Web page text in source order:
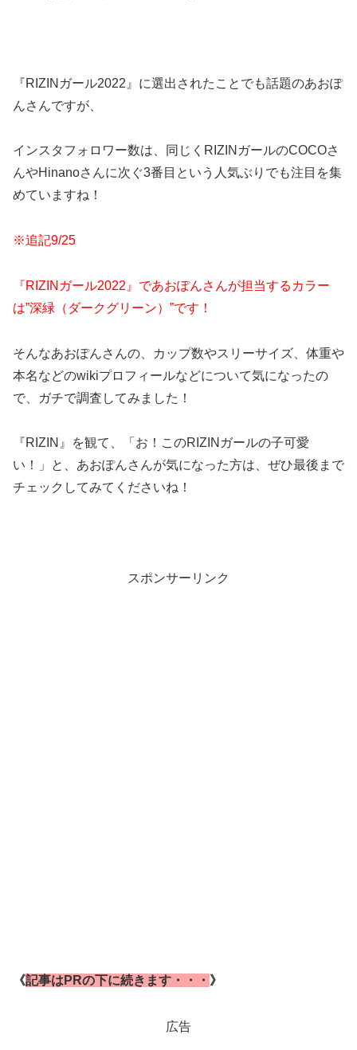
『RIZINガール2022』に選出されたことでも話題のあおぽ
んさんですが、
インスタフォロワー数は、同じくRIZINガールのCOCOさ
んやHinanoさんに次ぐ3番目という人気ぶりでも注目を集
めていますね！
※追記9/25
『RIZINガール2022』であおぽんさんが担当するカラー
は”深緑（ダークグリーン）”です！
そんなあおぽんさんの、カップ数やスリーサイズ、体重や
本名などのwikiプロフィールなどについて気になったの
で、ガチで調査してみました！
『RIZIN』を観て、「お！このRIZINガールの子可愛
い！」と、あおぽんさんが気になった方は、ぜひ最後まで
チェックしてみてくださいね！
スポンサーリンク
《記事はPRの下に続きます・・・ 》
広告